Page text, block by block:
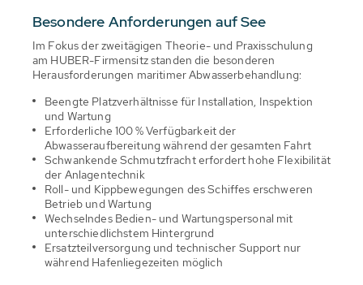
Besondere Anforderungen auf See
Im Fokus der zweitägigen Theorie- und Praxisschulung
am HUBER-Firmensitz standen die besonderen
Herausforderungen maritimer Abwasserbehandlung:
Beengte Platzverhältnisse für Installation, Inspektion
und Wartung
Erforderliche 100% Verfügbarkeit der
Abwasseraufbereitung während der gesamten Fahrt
Schwankende Schmutzfracht erfordert hohe Flexibilität
der Anlagentechnik
Roll- und Kippbewegungen des Schiffes erschweren
Betrieb und Wartung
Wechselndes Bedien- und Wartungspersonal mit
unterschiedlichstem Hintergrund
Ersatzteilversorgung und technischer Support nur
während Hafenliegezeiten möglich